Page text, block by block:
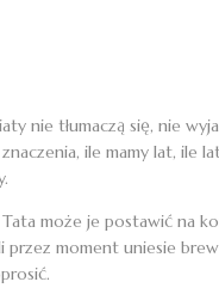
nie tłumaczą się, nie
ile mamy lat,
może je postawić na
moment uniesie